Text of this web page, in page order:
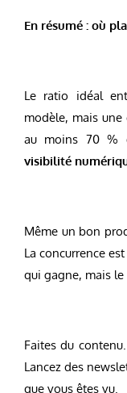
En résumé : où
Le ratio idéal
modèle, mais une
au moins 70 %
visibilité
Même un bon
La concurrence
qui gagne, mais le
Faites du
Lancez des
que vous êtes vu.